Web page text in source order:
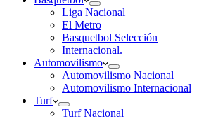
Liga Nacional
El Metro
Basquetbol Selección
Internacional.
Automovilismo
Automovilismo Nacional
Automovilismo Internacional
Turf
Turf Nacional